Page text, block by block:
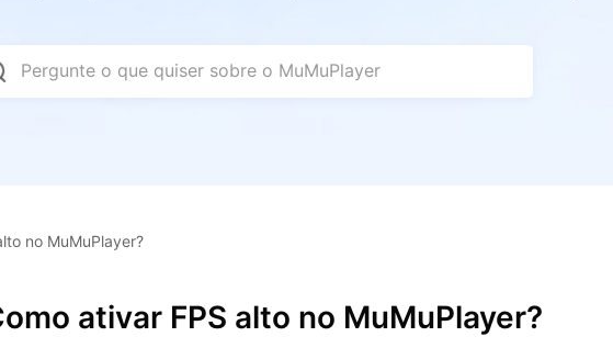
Pergunte o que quiser sobre o MuMuPlayer
no MuMuPlayer?
ativar FPS alto no MuMuPlayer?